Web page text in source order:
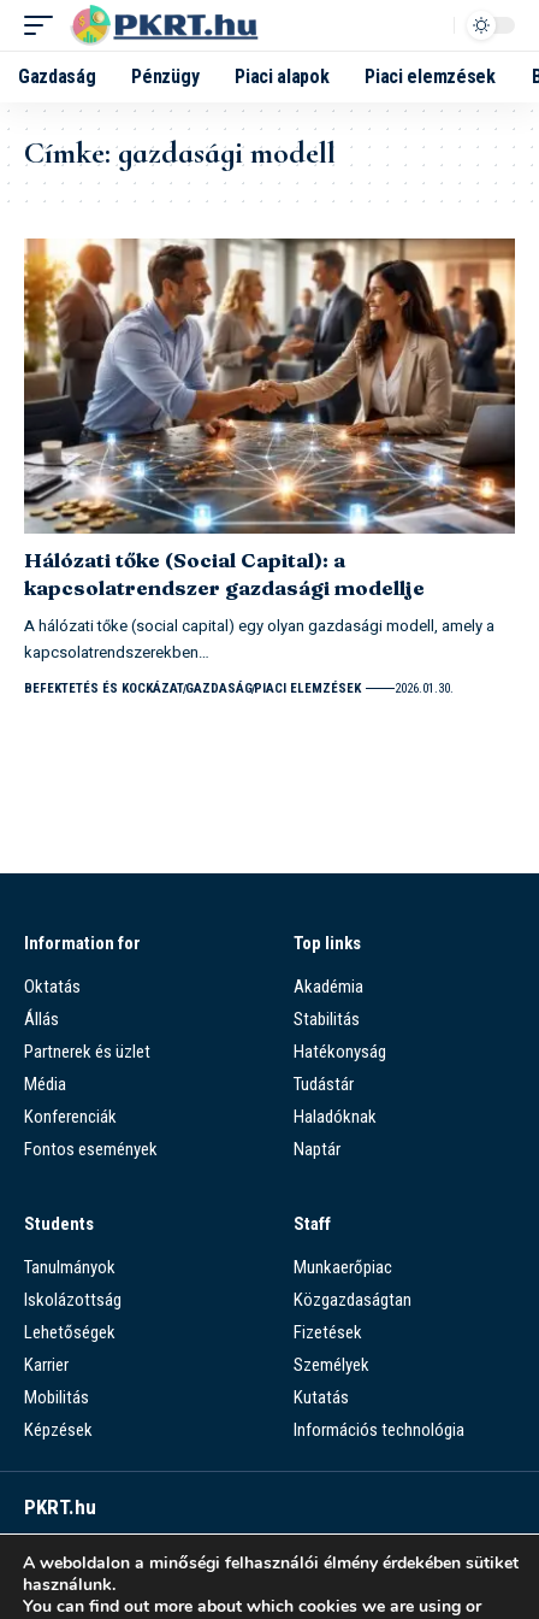
Gazdaság Pénzügy Piaci alapok Piaci elemzések
Címke:gazdasági modell
Hálózati tőke (Social Capital): a
kapcsolatrendszer gazdasági modellje
A hálózati tőke (social capital) egy olyan gazdasági modell, amely a
kapcsolatrendszerekben…
BEFEKTETÉS ÉS KOCKÁZATGAZDASÁGPIACI ELEMZÉSEK 2026.01.30.
Information for
Oktatás
Állás
Partnerek és üzlet
Média
Konferenciák
Fontos események
Top links
Akadémia
Stabilitás
Hatékonyság
Tudástár
Haladóknak
Naptár
Students
Tanulmányok
Iskolázottság
Lehetőségek
Karrier
Mobilitás
Képzések
Staff
Munkaerőpiac
Közgazdaságtan
Fizetések
Személyek
Kutatás
Információs technológia
PKRT.hu
Piaci Kérdések Részletes Tára
PKRT >
A weboldalon a minőségi felhasználói élmény érdekében sütiket
használunk.
You can find out more about which cookies we are using or